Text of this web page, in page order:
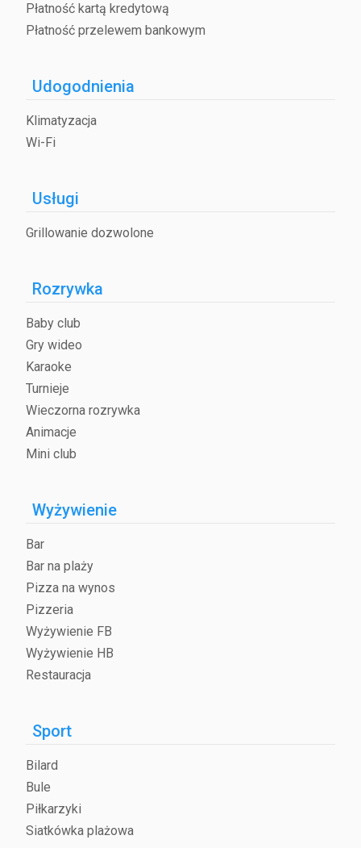
Płatność kartą kredytową
Płatność przelewem bankowym
Udogodnienia
Klimatyzacja
Wi-Fi
Usługi
Grillowanie dozwolone
Rozrywka
Baby club
Gry wideo
Karaoke
Turnieje
Wieczorna rozrywka
Animacje
Mini club
Wyżywienie
Bar
Bar na plaży
Pizza na wynos
Pizzeria
Wyżywienie FB
Wyżywienie HB
Restauracja
Sport
Bilard
Bule
Piłkarzyki
Siatkówka plażowa